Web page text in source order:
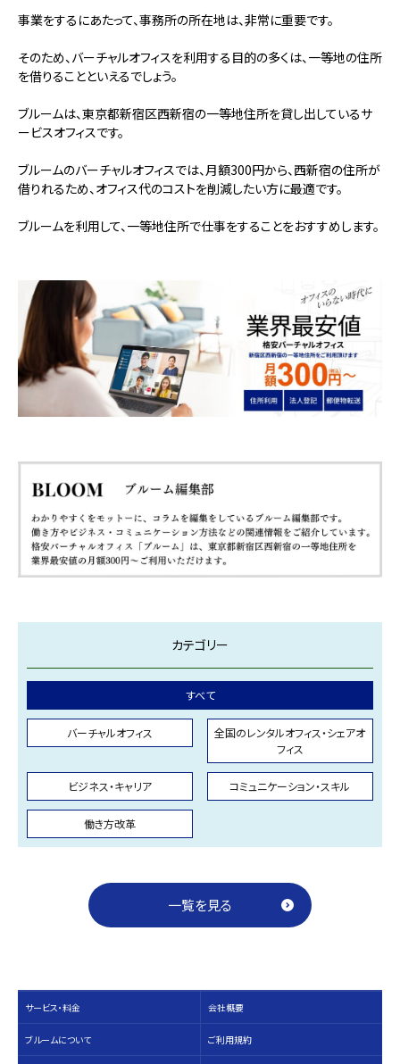
事業をするにあたって、事務所の所在地は、非常に重要です。
そのため、バーチャルオフィスを利用する目的の多くは、一等地の住所
を借りることといえるでしょう。
ブルームは、東京都新宿区西新宿の一等地住所を貸し出しているサ
ービスオフィスです。
ブルームのバーチャルオフィスでは、月額300円から、西新宿の住所が
借りれるため、オフィス代のコストを削減したい方に最適です。
ブルームを利用して、一等地住所で仕事をすることをおすすめします。
カテゴリー
すべて
バーチャルオフィス
全国のレンタルオフィス・シェアオ
フィス
ビジネス・キャリア コミュニケーション・スキル
働き方改革
一覧を見る
サービス・料⾦
ブルームについて
会社概要
ご利用規約